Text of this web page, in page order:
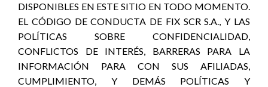
DISPONIBLES EN ESTE SITIO EN TODO MOMENTO.
EL CÓDIGO DE CONDUCTA DE FIX SCR S.A., Y LAS
POLÍTICAS SOBRE CONFIDENCIALIDAD,
CONFLICTOS DE INTERÉS, BARRERAS PARA LA
INFORMACIÓN PARA CON SUS AFILIADAS,
CUMPLIMIENTO, Y DEMÁS POLÍTICAS Y